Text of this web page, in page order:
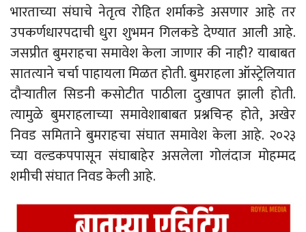
भारताच्या संघाचे नेतृत्व रोहित शर्माकडे असणार आहे तर
उपकर्णधारपदाची धुरा शुभमन गिलकडे देण्यात आली आहे.
जसप्रीत बुमराहचा समावेश केला जाणार की नाही? याबाबत
सातत्याने चर्चा पाहायला मिळत होती. बुमराहला ऑस्ट्रेलियात
दौऱ्यातील सिडनी कसोटीत पाठीला दुखापत झाली होती.
त्यामुळे बुमराहलाच्या समावेशाबाबत प्रश्नचिन्ह होते, अखेर
निवड समिताने बुमराहचा संघात समावेश केला आहे. २०२३
च्या वल्डकपपासून संघाबाहेर असलेला गोलंदाज मोहम्मद
शमीची संघात निवड केली आहे.